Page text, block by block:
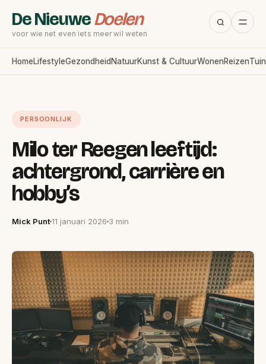
De NieuweDoelen
voor wie net even iets meer wil weten
HomeLifestyleGezondheid NatuurKunst & CultuurWonenReizenTuin
PERSOONLIJK
Milo ter Reegen leeftijd:
achtergrond, carrière en
hobby’s
Mick Punt11 januari 2026 3 min